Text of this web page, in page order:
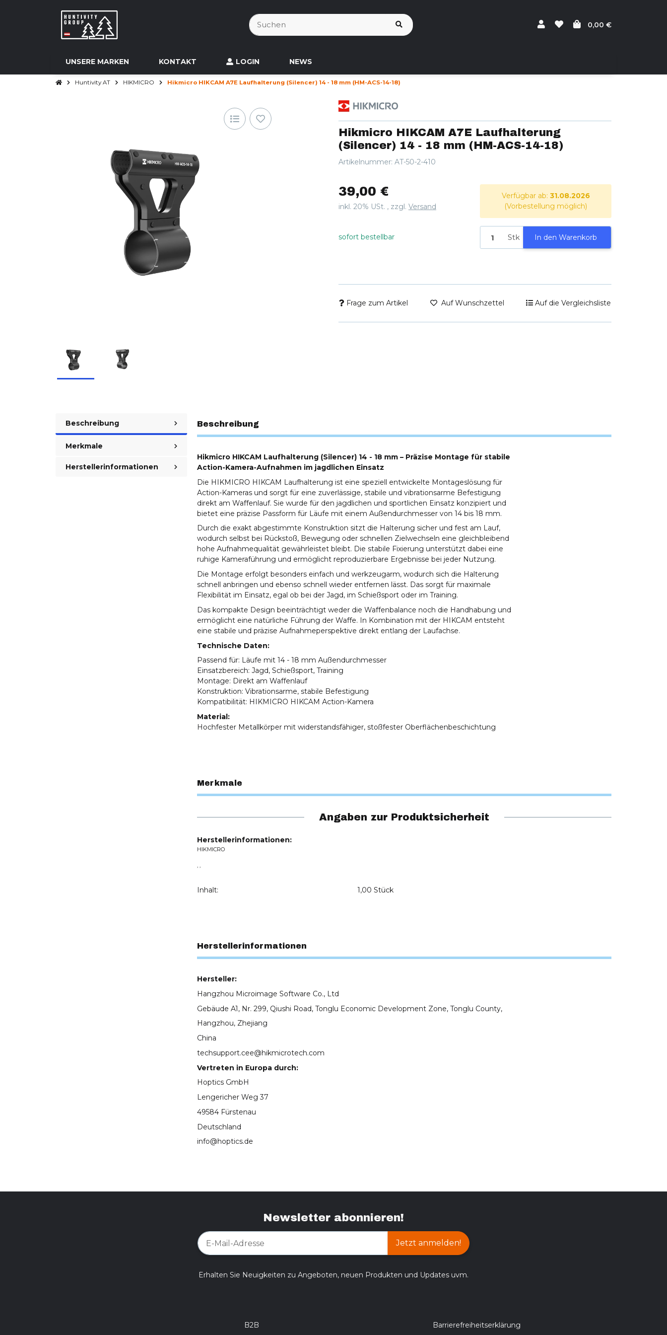
0,00 €
UNSERE MARKEN KONTAKT LOGIN NEWS
Huntivity AT HIKMICRO Hikmicro HIKCAM A7E Laufhalterung (Silencer) 14 - 18 mm (HM-ACS-14-18)
Hikmicro HIKCAM A7E Laufhalterung
(Silencer) 14 - 18 mm (HM-ACS-14-18)
Artikelnummer: AT-50-2-410
39,00 €
inkl. 20% USt. , zzgl. Versand
sofort bestellbar
Verfügbar ab: 31.08.2026
(Vorbestellung möglich)
Stk In den Warenkorb
Frage zum Artikel Auf Wunschzettel Auf die Vergleichsliste
Beschreibung
Merkmale
Herstellerinformationen
Beschreibung
Hikmicro HIKCAM Laufhalterung (Silencer) 14 - 18 mm – Präzise Montage für stabile
Action-Kamera-Aufnahmen im jagdlichen Einsatz
Die HIKMICRO HIKCAM Laufhalterung ist eine speziell entwickelte Montageslösung für
Action-Kameras und sorgt für eine zuverlässige, stabile und vibrationsarme Befestigung
direkt am Waffenlauf. Sie wurde für den jagdlichen und sportlichen Einsatz konzipiert und
bietet eine präzise Passform für Läufe mit einem Außendurchmesser von 14 bis 18 mm.
Durch die exakt abgestimmte Konstruktion sitzt die Halterung sicher und fest am Lauf,
wodurch selbst bei Rückstoß, Bewegung oder schnellen Zielwechseln eine gleichbleibend
hohe Aufnahmequalität gewährleistet bleibt. Die stabile Fixierung unterstützt dabei eine
ruhige Kameraführung und ermöglicht reproduzierbare Ergebnisse bei jeder Nutzung.
Die Montage erfolgt besonders einfach und werkzeugarm, wodurch sich die Halterung
schnell anbringen und ebenso schnell wieder entfernen lässt. Das sorgt für maximale
Flexibilität im Einsatz, egal ob bei der Jagd, im Schießsport oder im Training.
Das kompakte Design beeinträchtigt weder die Waffenbalance noch die Handhabung und
ermöglicht eine natürliche Führung der Waffe. In Kombination mit der HIKCAM entsteht
eine stabile und präzise Aufnahmeperspektive direkt entlang der Laufachse.
Technische Daten:
Passend für: Läufe mit 14 - 18 mm Außendurchmesser
Einsatzbereich: Jagd, Schießsport, Training
Montage: Direkt am Waffenlauf
Konstruktion: Vibrationsarme, stabile Befestigung
Kompatibilität: HIKMICRO HIKCAM Action-Kamera
Material:
Hochfester Metallkörper mit widerstandsfähiger, stoßfester Oberflächenbeschichtung
Merkmale
Angaben zur Produktsicherheit
Herstellerinformationen:
HIKMICRO
, ,
Inhalt: 1,00 Stück
Herstellerinformationen
Hersteller:
Hangzhou Microimage Software Co., Ltd
Gebäude A1, Nr. 299, Qiushi Road, Tonglu Economic Development Zone, Tonglu County,
Hangzhou, Zhejiang
China
techsupport.cee@hikmicrotech.com
Vertreten in Europa durch:
Hoptics GmbH
Lengericher Weg 37
49584 Fürstenau
Deutschland
info@hoptics.de
Newsletter abonnieren!
Jetzt anmelden!
Erhalten Sie Neuigkeiten zu Angeboten, neuen Produkten und Updates uvm.
B2B Barrierefreiheitserklärung